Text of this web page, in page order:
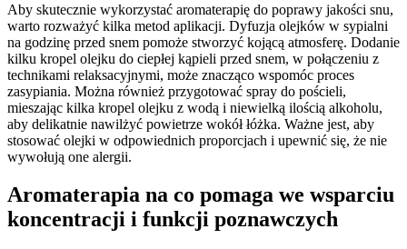
Aby skutecznie wykorzystać aromaterapię do poprawy jakości snu,
warto rozważyć kilka metod aplikacji. Dyfuzja olejków w sypialni
na godzinę przed snem pomoże stworzyć kojącą atmosferę. Dodanie
kilku kropel olejku do ciepłej kąpieli przed snem, w połączeniu z
technikami relaksacyjnymi, może znacząco wspomóc proces
zasypiania. Można również przygotować spray do pościeli,
mieszając kilka kropel olejku z wodą i niewielką ilością alkoholu,
aby delikatnie nawilżyć powietrze wokół łóżka. Ważne jest, aby
stosować olejki w odpowiednich proporcjach i upewnić się, że nie
wywołują one alergii.
Aromaterapia na co pomaga we wsparciu
koncentracji i funkcji poznawczych